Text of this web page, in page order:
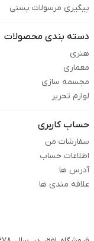
پیگیری مرسولات پستی
دسته بندی محصولات
هنری
معماری
مجسمه سازی
لوازم تحریر
حساب کاربری
سفارشات من
اطلاعات حساب
آدرس ها
علاقه مندی ها